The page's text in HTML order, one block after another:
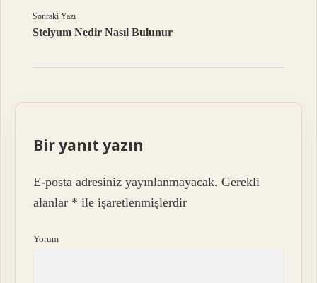
Sonraki Yazı
Stelyum Nedir Nasıl Bulunur
Bir yanıt yazın
E-posta adresiniz yayınlanmayacak. Gerekli
alanlar * ile işaretlenmişlerdir
Yorum